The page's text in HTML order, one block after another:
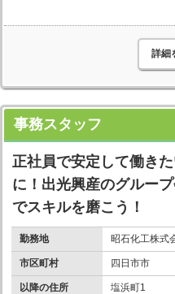
詳細
事務スタッフ
正社員で安定して働き
に！出光興産のグルー
でスキルを磨こう！
勤務地 昭石化工株
市区町村 四日市市
以降の住所 塩浜町1